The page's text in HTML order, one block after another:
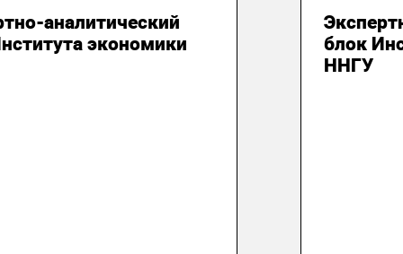
аналитический
экономики
блок
ННГУ